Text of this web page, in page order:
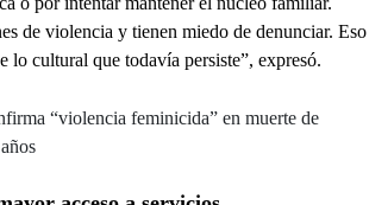
de violencia y tienen miedo de denunciar. Eso
lo cultural que todavía persiste”, expresó.
“violencia feminicida” en muerte de